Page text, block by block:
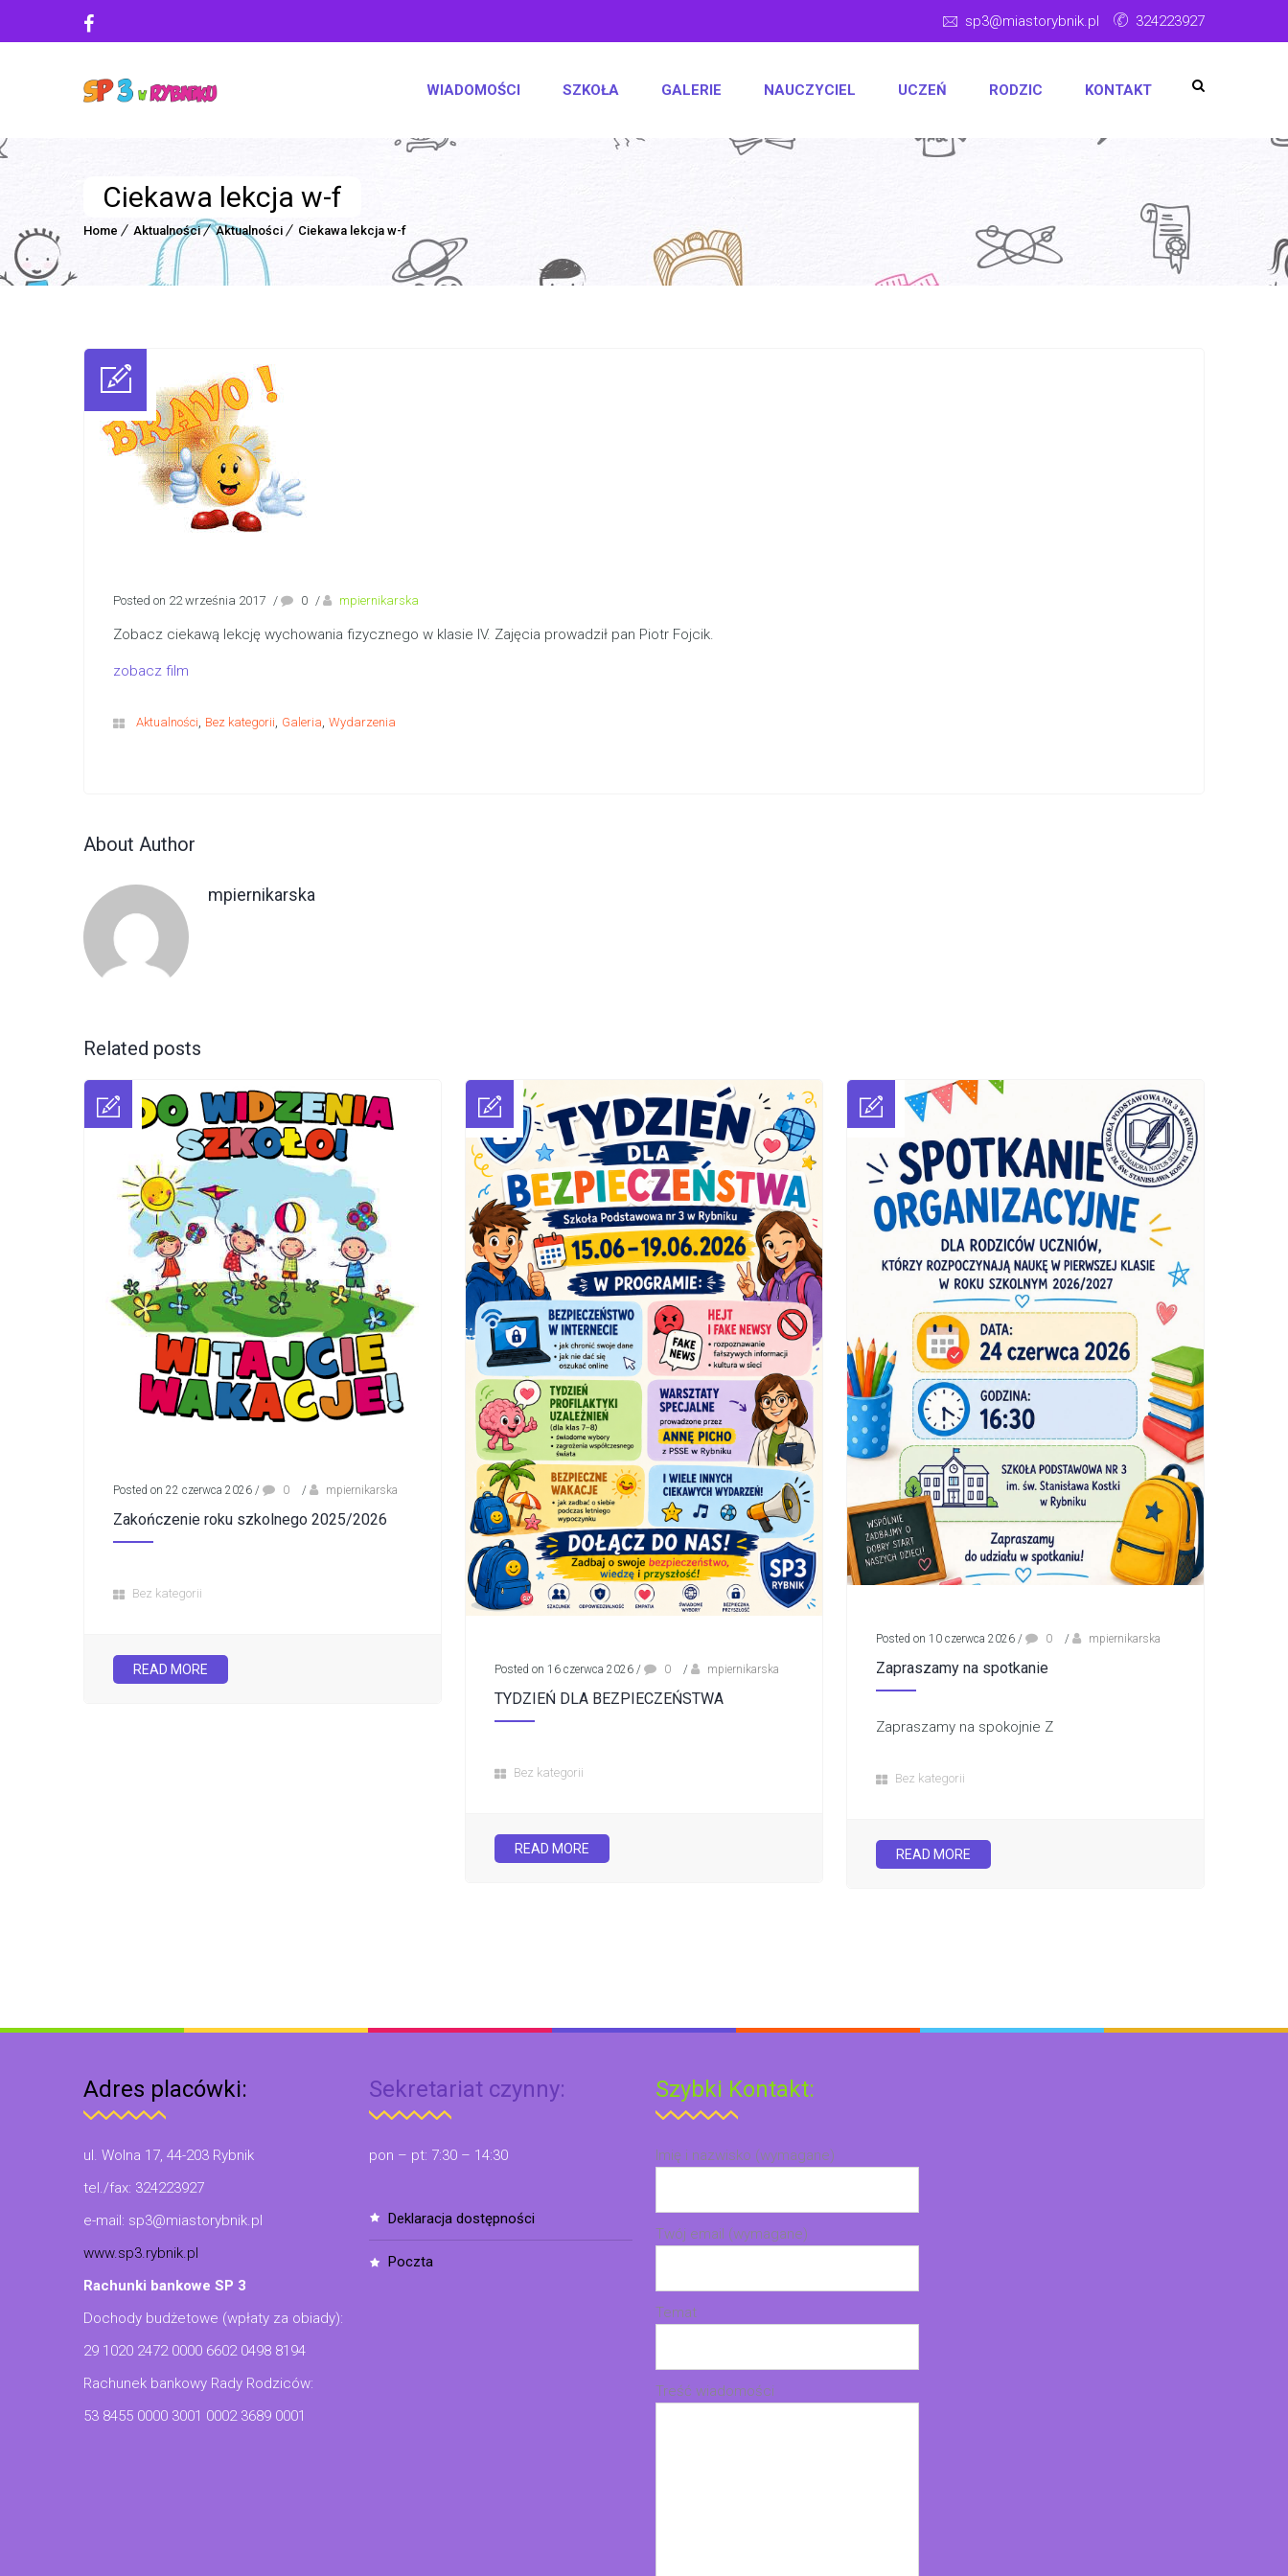
sp3@miastorybnik.pl 324223927
WIADOMOŚCI SZKOŁA GALERIE NAUCZYCIEL UCZEŃ RODZIC KONTAKT
Ciekawa lekcja w-f
Home Aktualności Aktualności Ciekawa lekcja w-f
Posted on 22 września 2017 / 0 / mpiernikarska
Zobacz ciekawą lekcję wychowania fizycznego w klasie IV. Zajęcia prowadził pan Piotr Fojcik.
zobacz film
Aktualności, Bez kategorii, Galeria, Wydarzenia
About Author
mpiernikarska
Related posts
Posted on 22 czerwca 2026 / 0 / mpiernikarska
Zakończenie roku szkolnego 2025/2026
Bez kategorii
READ MORE Posted on 16 czerwca 2026 / 0 / mpiernikarska
TYDZIEŃ DLA BEZPIECZEŃSTWA
Bez kategorii
READ MORE
Posted on 10 czerwca 2026 / 0 / mpiernikarska
Zapraszamy na spotkanie
Zapraszamy na spokojnie Z
Bez kategorii
READ MORE
Adres placówki:
ul. Wolna 17, 44-203 Rybnik
tel./fax: 324223927
e-mail: sp3@miastorybnik.pl
www.sp3.rybnik.pl
Rachunki bankowe SP 3
Dochody budżetowe (wpłaty za obiady):
29 1020 2472 0000 6602 0498 8194
Rachunek bankowy Rady Rodziców:
53 8455 0000 3001 0002 3689 0001
Sekretariat czynny:
pon – pt: 7:30 – 14:30
deklaracja dostępności
poczta
Szybki Kontakt:
Imię i nazwisko (wymagane)
Twój email (wymagane)
Temat
Treść wiadomości